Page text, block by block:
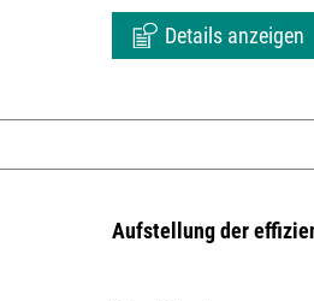
Details anzeigen
Aufstellung der